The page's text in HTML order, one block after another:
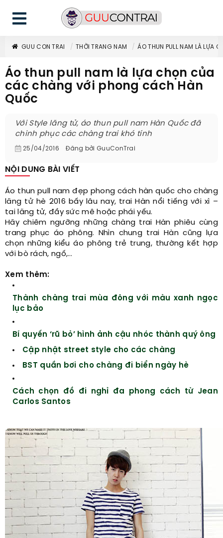
GUU CON TRAI THỜI TRANG NAM ÁO THUN PULL NAM LÀ LỰA
Áo thun pull nam là lựa chọn của
các chàng với phong cách Hàn
Quốc
Với Style lãng tử, áo thun pull nam Hàn Quốc đã
chinh phục các chàng trai khó tính
25/04/2016 Đăng bởi GuuConTrai
NỘI DUNG BÀI VIẾT
Áo thun pull nam đẹp phong cách hàn quốc cho chàng
lãng tử hè 2016 bấy lâu nay, trai Hàn nổi tiếng với xì –
tai lãng tử, đầy sức mê hoặc phái yếu.
Hãy chiêm ngưỡng những chàng trai Hàn phiêu cùng
trang phục áo phông. Nhìn chung trai Hàn cũng lựa
chọn những kiểu áo phông trẻ trung, thường kết hợp
với bò rách, ngố,…
Xem thêm:
Thành chàng trai mùa đông với màu xanh ngọc
lục bảo
Bí quyến ‘rũ bỏ’ hình ảnh cậu nhóc thành quý ông
Cập nhật street style cho các chàng
BST quần bơi cho chàng đi biển ngày hè
Cách chọn đồ đi nghỉ đa phong cách từ Jean
Carlos Santos